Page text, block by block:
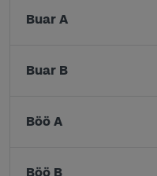
Buar A
Buar B
Böö A
Böö B